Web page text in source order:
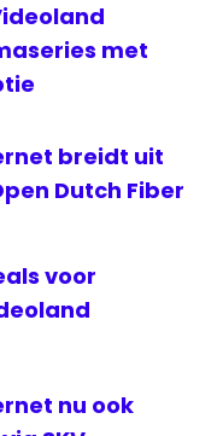
met
breidt uit
Dutch Fiber
voor
nu ook